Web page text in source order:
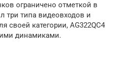
ограничено отметкой в
три типа видеовходов и
своей категории, AG322QC4
динамиками.